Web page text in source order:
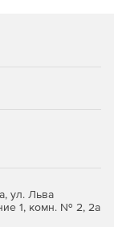
ул. Льва
1, комн. № 2, 2а